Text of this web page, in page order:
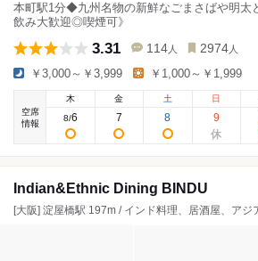
本町駅1分◆九州名物の新鮮なごまさばや明太
飲み大歓迎◎喫煙可》
3.31 114 人 2974 人
￥3,000～￥3,999 ￥1,000～￥1,999
空席
情報
木
8/6
金
7
土
8
日
9
Indian&Ethnic Dining BINDU
[大阪] 淀屋橋駅 197m / インド料理、居酒屋、アジ